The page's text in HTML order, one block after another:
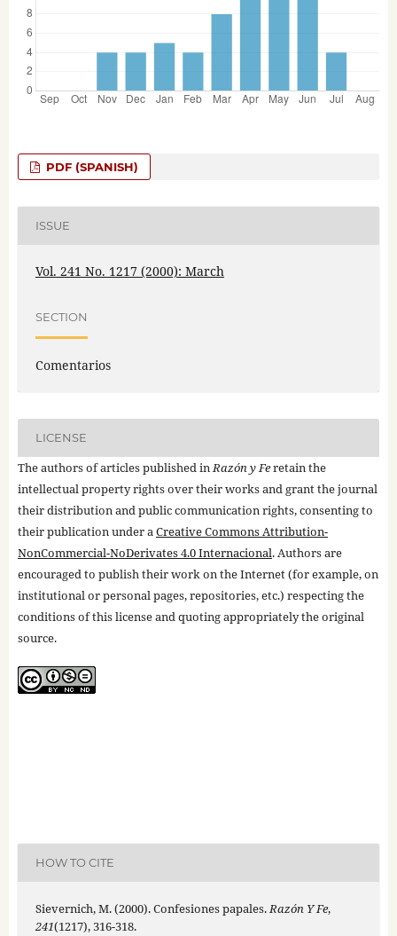
PDF (SPANISH)
ISSUE
Vol. 241 No. 1217 (2000): March
SECTION
Comentarios
LICENSE
The authors of articles published inRazón y Feretain the
intellectual property rights over their works and grant the journal
their distribution and public communication rights, consenting to
their publication under aCreative Commons Attribution-
NonCommercial-NoDerivates 4.0 Internacional. Authors are
encouraged to publish their work on the Internet (for example, on
institutional or personal pages, repositories, etc.) respecting the
conditions of this license and quoting appropriately the original
source.
HOW TO CITE
Sievernich, M. (2000). Confesiones papales.Razón Y Fe,
241(1217), 316-318.